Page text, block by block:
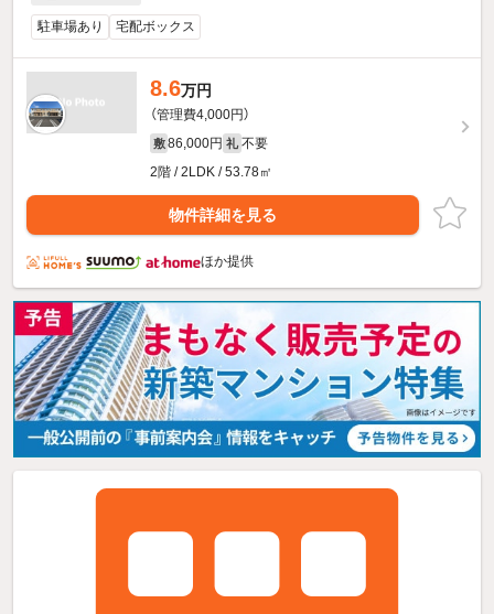
駐車場あり 宅配ボックス
8.6万円
（管理費4,000円）
敷 86,000円 礼 不要
2階 / 2LDK / 53.78㎡
物件詳細を見る
ほか提供